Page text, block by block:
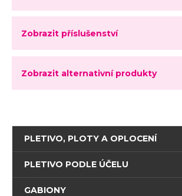
Zobrazit příslušenství
Zobrazit alternativní produkty
PLETIVO, PLOTY A OPLOCENÍ
PLETIVO PODLE ÚČELU
GABIONY